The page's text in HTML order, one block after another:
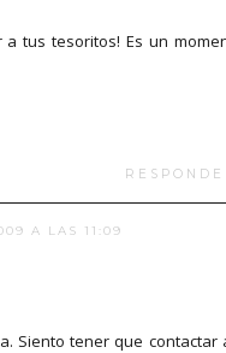
tus tesoritos! Es un
A LAS 11:09
Siento tener que contactar